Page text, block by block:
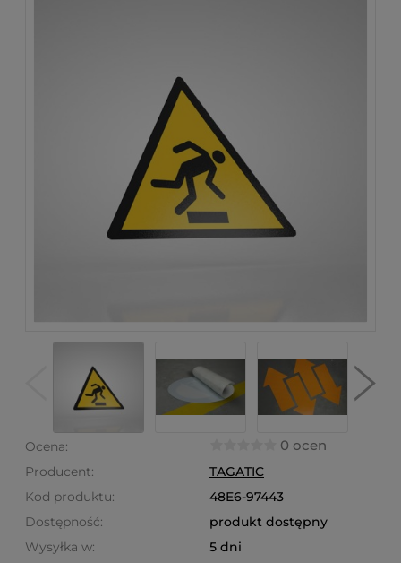
Ocena: 0 ocen
Producent:
TAGATIC
Kod produktu:
48E6-97443
Dostępność:
produkt dostępny
Wysyłka w:
5 dni